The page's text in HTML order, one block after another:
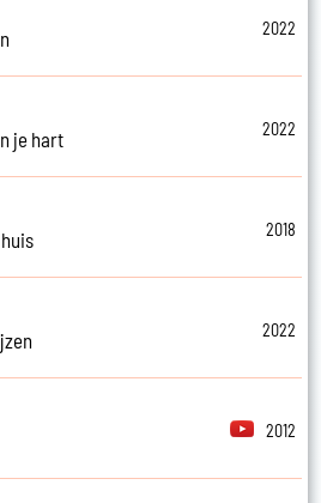
2022
je hart
2022
2018
2022
2012